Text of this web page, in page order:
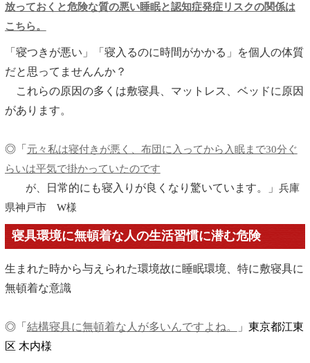
放っておくと危険な質の悪い睡眠と認知症発症リスクの関係は
こちら。
「寝つきが悪い」「寝入るのに時間がかかる」を個人の体質
だと思ってませんんか？
これらの原因の多くは敷寝具、マットレス、ベッドに原因
があります。
◎「 元々私は寝付きが悪く、布団に入ってから入眠まで30分ぐ
らいは平気で掛かっていたのです
が、
日常的にも寝入りが良くなり驚いています。」 兵庫
県神戸市 W様
寝具環境に無頓着な人の生活習慣に潜む危険
生まれた時から与えられた環境故に睡眠環境、特に敷寝具に
無頓着な意識
◎「 結構寝具に無頓着な 人が多いんですよね。 」 東京都江東
区 木内様